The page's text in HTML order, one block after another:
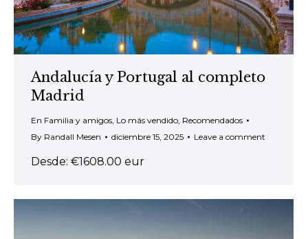
Andalucía y Portugal al completo
Madrid
En Familia y amigos Lo más vendido Recomendados
By Randall Mesen diciembre 15, 2025 Leave a comment
Desde: €1608.00 eur